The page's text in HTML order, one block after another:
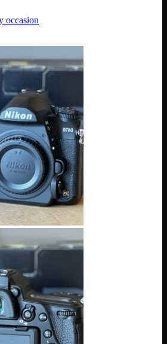
occasion